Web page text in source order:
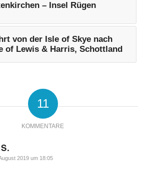
– Insel Rügen
von der Isle of Skye nach
of Lewis & Harris, Schottland
11
KOMMENTARE
2019 um 18:05